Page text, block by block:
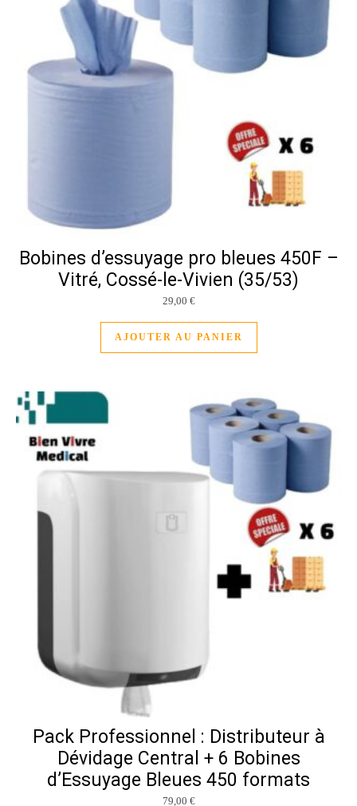
Bobines d’essuyage pro bleues 450F –
Vitré, Cossé-le-Vivien (35/53)
29,00 €
AJOUTER AU PANIER
Pack Professionnel : Distributeur à
Dévidage Central + 6 Bobines
d’Essuyage Bleues 450 formats
79,00 €